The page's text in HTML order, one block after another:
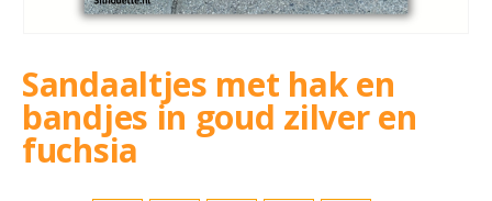
Sandaaltjes met hak en
bandjes in goud zilver en
fuchsia